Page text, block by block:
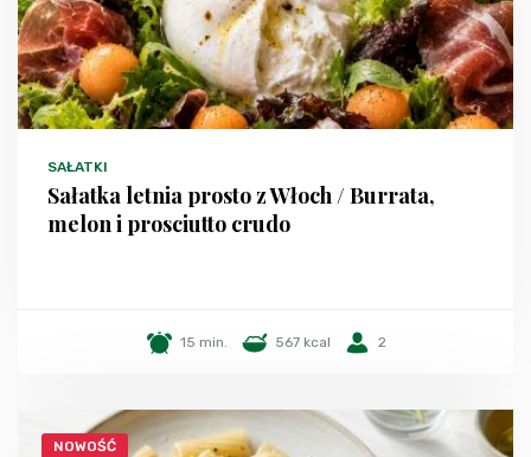
SAŁATKI
Sałatka letnia prosto z Włoch / Burrata,
melon i prosciutto crudo
15 min. 567 kcal 2
NOWOŚĆ